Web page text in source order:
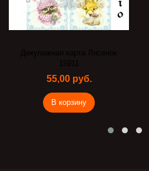
Декупажная карта Лисенок
15911
55,00 руб.
В корзину